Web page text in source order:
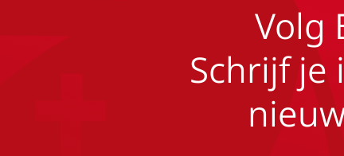
Volg
Schrijf je